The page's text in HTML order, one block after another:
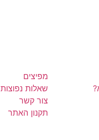
מפיצים
שאלות נפוצות
צור קשר
תקנון האתר